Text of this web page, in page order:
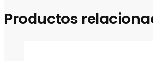
Productos